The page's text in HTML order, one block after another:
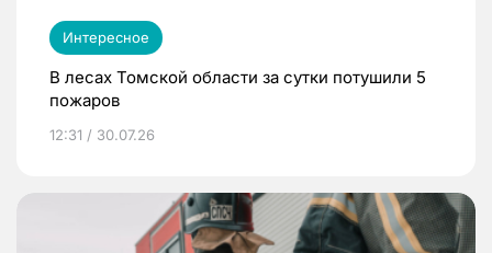
Интересное
В лесах Томской области за сутки потушили 5
пожаров
12:31 / 30.07.26